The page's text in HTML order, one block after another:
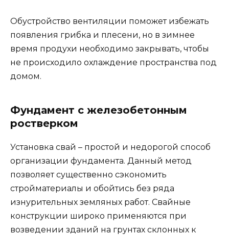
Обустройство вентиляции поможет избежать
появления грибка и плесени, но в зимнее
время продухи необходимо закрывать, чтобы
не происходило охлаждение пространства под
домом.
Фундамент с железобетонным
ростверком
Установка свай – простой и недорогой способ
организации фундамента. Данный метод
позволяет существенно сэкономить
стройматериалы и обойтись без ряда
изнурительных земляных работ. Свайные
конструкции широко применяются при
возведении зданий на грунтах склонных к